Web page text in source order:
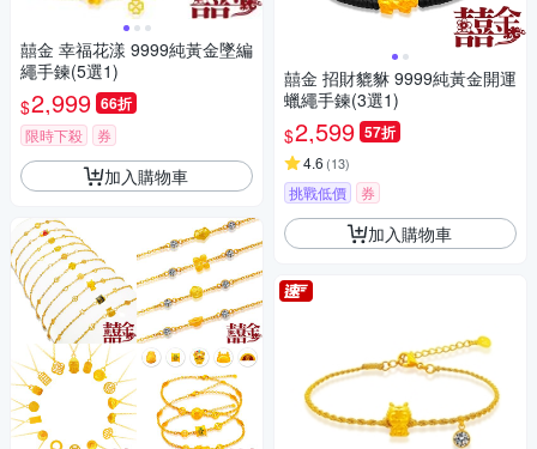
囍金 幸福花漾 9999純黃金墜編
繩手鍊(5選1)
$2,999 66折
限時下殺 券
加入購物車
囍金 招財貔貅 9999純黃金開運
蠟繩手鍊(3選1)
$2,599 57折
4.6 (13)
挑戰低價 券
加入購物車